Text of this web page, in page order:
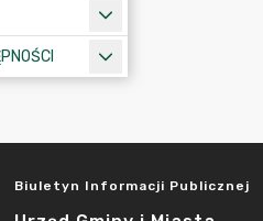
Biuletyn Informacji Publicznej